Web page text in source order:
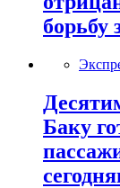
борьбу
Баку